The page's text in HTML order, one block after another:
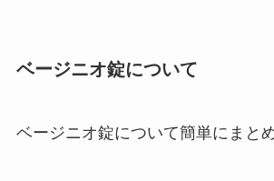
ベージニオ錠について
ベージニオ錠について簡単にまと